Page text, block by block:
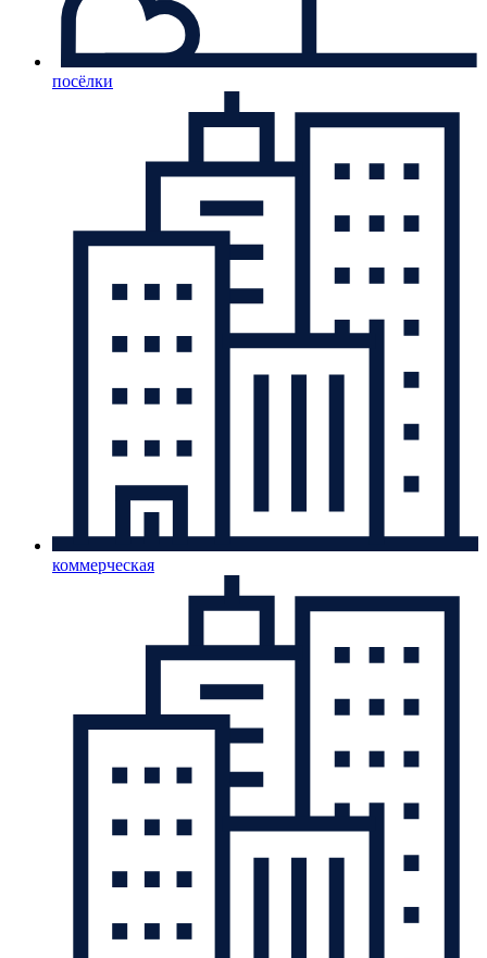
посёлки
коммерческая